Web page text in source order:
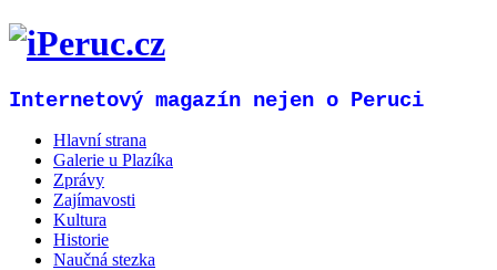
Internetový magazín nejen o Peruci
Hlavní strana
Galerie u Plazíka
Zprávy
Zajímavosti
Kultura
Historie
Naučná stezka